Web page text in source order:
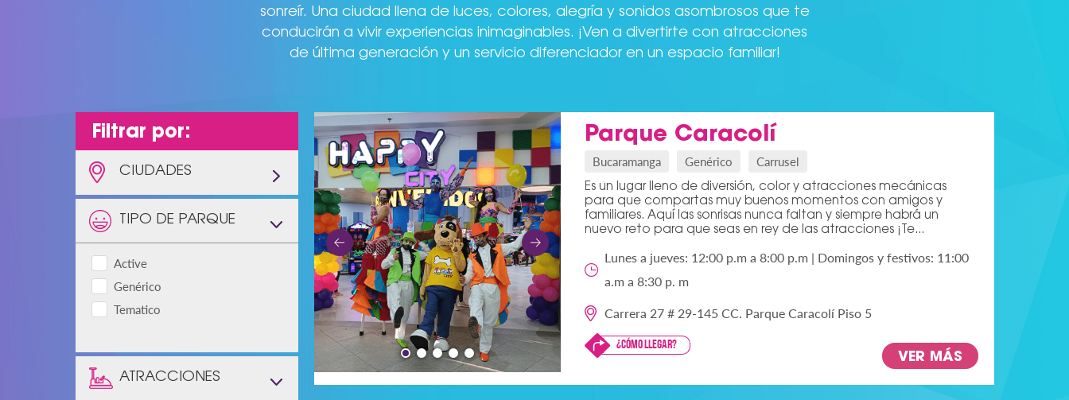
sonreír. Una ciudad llena de luces, colores, alegría y sonidos asombrosos que te
conducirán a vivir experiencias inimaginables. ¡Ven a divertirte con atracciones
de última generación y un servicio diferenciador en un espacio familiar!
Filtrar por:
CIUDADES
TIPO DE PARQUE
Active
Genérico
Tematico
ATRACCIONES
Parque Caracolí
Bucaramanga Genérico Carrusel
Es un lugar lleno de diversión, color y atracciones mecánicas
para que compartas muy buenos momentos con amigos y
familiares. Aquí las sonrisas nunca faltan y siempre habrá un
nuevo reto para que seas en rey de las atracciones ¡Te...
Lunes a jueves: 12:00 p.m a 8:00 p.m | Domingos y festivos: 11:00
a.m a 8:30 p. m
Carrera 27 # 29-145 CC. Parque Caracolí Piso 5
¿Cómo llegar?
VER MÁS